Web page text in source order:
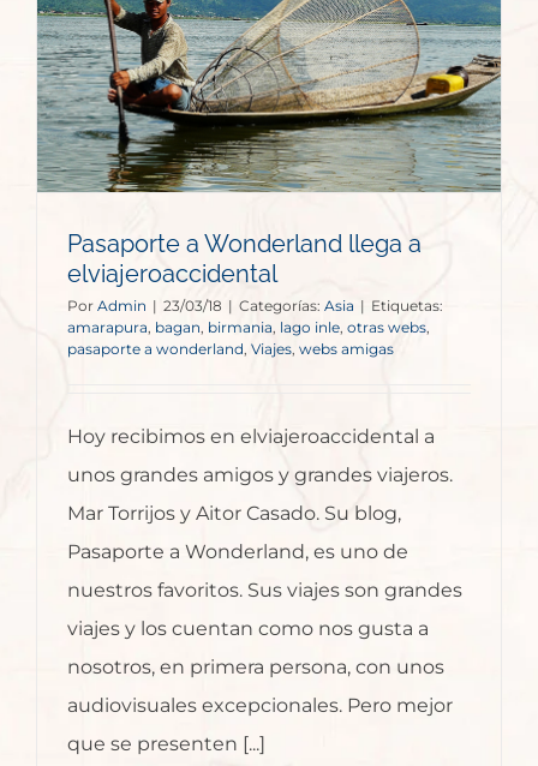
Pasaporte a Wonderland llega a
elviajeroaccidental
Por Admin | 23/03/18 | Categorías: Asia | Etiquetas:
amarapura, bagan birmania, lago inle otras webs
pasaporte a wonderland Viajes webs amigas
Hoy recibimos en elviajeroaccidental a
unos grandes amigos y grandes viajeros.
Mar Torrijos y Aitor Casado. Su blog,
Pasaporte a Wonderland, es uno de
nuestros favoritos. Sus viajes son grandes
viajes y los cuentan como nos gusta a
nosotros, en primera persona, con unos
audiovisuales excepcionales. Pero mejor
que se presenten [...]